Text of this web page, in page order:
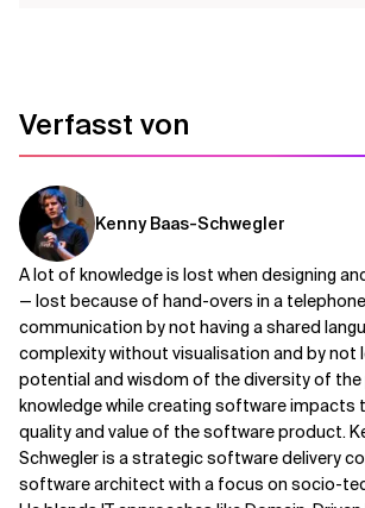
Verfasst von
Kenny Baas-Schwegler
A lot of knowledge is lost when designing
— lost because of hand-overs in a
communication by not having a shared
complexity without visualisation and by not
potential and wisdom of the diversity of the
knowledge while creating software impacts
quality and value of the software product.
Schwegler is a strategic software delivery
software architect with a focus on socio-